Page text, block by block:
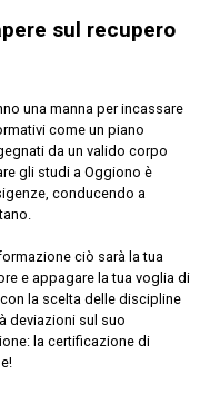
sul recupero
una manna per incassare
come un piano
da un valido corpo
gli studi a Oggiono è
conducendo a
ciò sarà la tua
e appagare la tua voglia di
la scelta delle discipline
deviazioni sul suo
la certificazione di